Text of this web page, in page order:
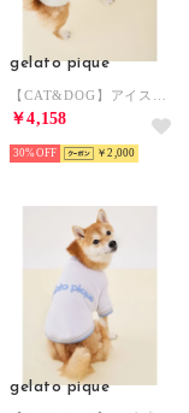
gelato pique
￥4,158
30% ￥2,000
gelato pique